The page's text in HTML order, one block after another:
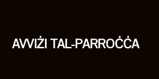
AVVIŻI TAL-PARROĊĊA